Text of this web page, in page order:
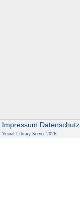
Impressum Datenschutz
Visual Library Server 2026